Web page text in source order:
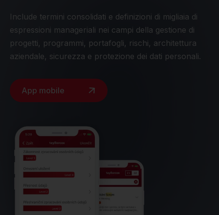
Include termini consolidati e definizioni di migliaia di
espressioni manageriali nei campi della gestione di
progetti, programmi, portafogli, rischi, architettura
aziendale, sicurezza e protezione dei dati personali.
App mobile